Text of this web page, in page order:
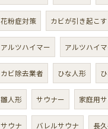
花粉症対策 カビが引き起こす
アルツハイマー アルツハイ
カビ除去業者 ひな人形
雛人形 サウナー 家庭用
サウナ バレルサウナ 長